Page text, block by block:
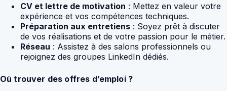
CV et lettre de motivation : Mettez en valeur votre
expérience et vos compétences techniques.
Préparation aux entretiens : Soyez prêt à discuter
de vos réalisations et de votre passion pour le métier.
Réseau : Assistez à des salons professionnels ou
rejoignez des groupes LinkedIn dédiés.
Où trouver des offres d’emploi ?